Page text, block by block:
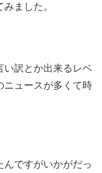
ました。
い訳とか出来るレベ
ニュースが多くて時
ですがいかがだっ